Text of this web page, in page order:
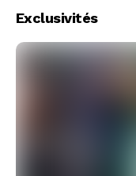
Exclusivités